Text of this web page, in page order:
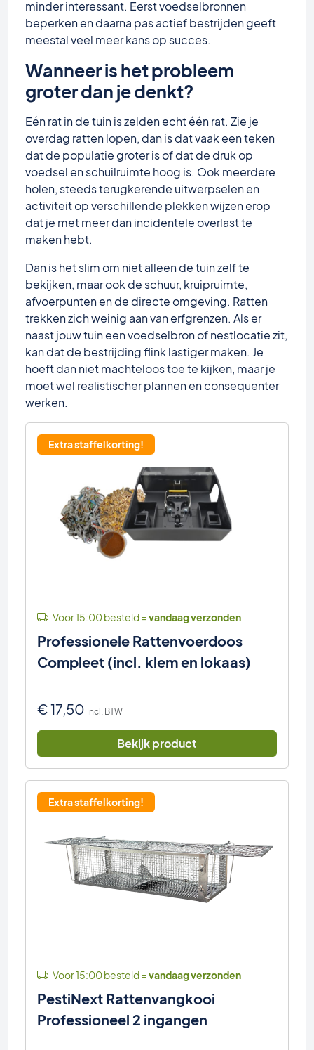
minder interessant. Eerst voedselbronnen
beperken en daarna pas actief bestrijden geeft
meestal veel meer kans op succes.
Wanneer is het probleem
groter dan je denkt?
Eén rat in de tuin is zelden echt één rat. Zie je
overdag ratten lopen, dan is dat vaak een teken
dat de populatie groter is of dat de druk op
voedsel en schuilruimte hoog is. Ook meerdere
holen, steeds terugkerende uitwerpselen en
activiteit op verschillende plekken wijzen erop
dat je met meer dan incidentele overlast te
maken hebt.
Dan is het slim om niet alleen de tuin zelf te
bekijken, maar ook de schuur, kruipruimte,
afvoerpunten en de directe omgeving. Ratten
trekken zich weinig aan van erfgrenzen. Als er
naast jouw tuin een voedselbron of nestlocatie zit,
kan dat de bestrijding flink lastiger maken. Je
hoeft dan niet machteloos toe te kijken, maar je
moet wel realistischer plannen en consequenter
werken.
Extra staffelkorting!
Voor 15:00 besteld =vandaag verzonden
Professionele Rattenvoerdoos
Compleet (incl. klem en lokaas)
€17,50 Incl. BTW
Bekijk product
Extra staffelkorting!
Voor 15:00 besteld =vandaag verzonden
PestiNext Rattenvangkooi
Professioneel 2 ingangen